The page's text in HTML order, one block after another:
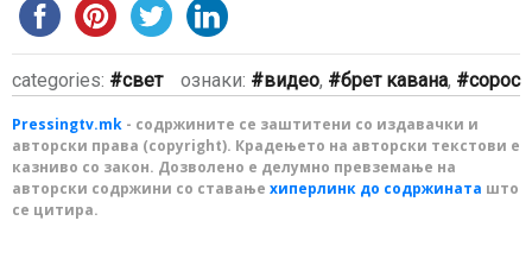
categories: свет ознаки: видео, брет кавана, сорос
Pressingtv.mk - содржините се заштитени со издавачки и
авторски права (copyright). Крадењето на авторски текстови е
казниво со закон. Дозволено е делумно превземање на
авторски содржини со ставање хиперлинк до содржината што
се цитира.